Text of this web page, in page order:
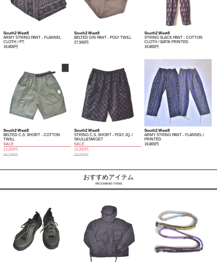
South2 West8
ARMY STRING PANT - FLANNEL
CLOTH / PT.
19,800円
South2 West8
BELTED D/N PANT - POLY TWILL
27,500円
South2 West8
STRING SLACK PANT - COTTON
CLOTH / BATIK PRINTED
19,800円
South2 West8
BELTED C.S. SHORT - COTTON
TWILL
SALE
13,200円
18,700円
South2 West8
STRING C.S. SHORT - POLY JQ. /
SKULL&TARGET
SALE
13,200円
22,000円
South2 West8
ARMY STRING PANT - FLANNEL /
PRINTED
19,800円
おすすめアイテム
RECOMEND ITEMS